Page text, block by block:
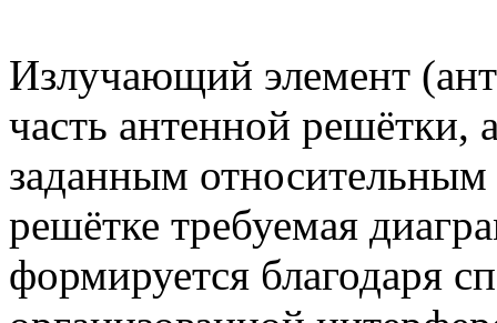
Излучающий элемент
часть антенной решётки,
заданным
решётке требуемая
формируется благодаря